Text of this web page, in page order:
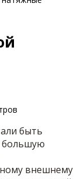
быть
большую
внешнему